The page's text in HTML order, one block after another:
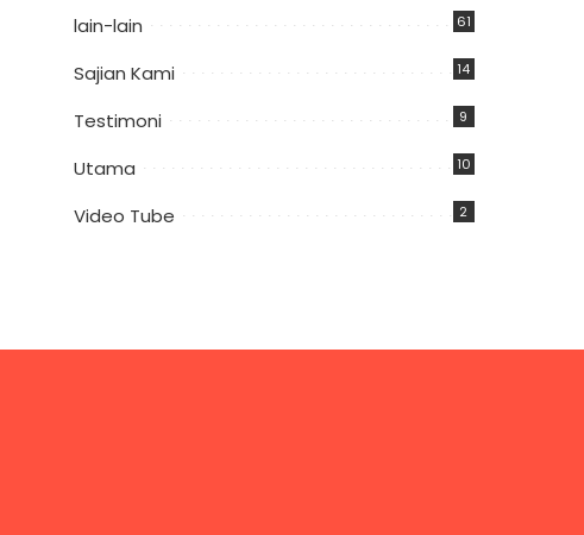
lain-lain 61
Sajian Kami 14
Testimoni 9
Utama 10
Video Tube 2